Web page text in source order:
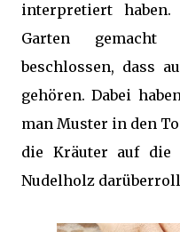
interpretiert
Garten gemacht
beschlossen, dass
gehören. Dabei
man Muster in den
die Kräuter auf
Nudelholz